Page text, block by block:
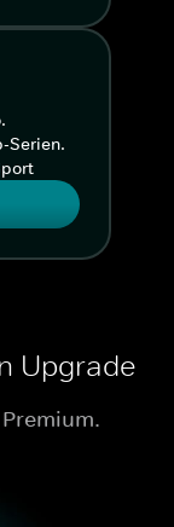
Serien.
Upgrade